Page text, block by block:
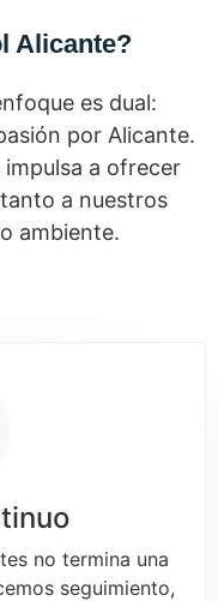
Alicante?
es dual:
por Alicante.
a ofrecer
a nuestros
ambiente.
no termina una
seguimiento,